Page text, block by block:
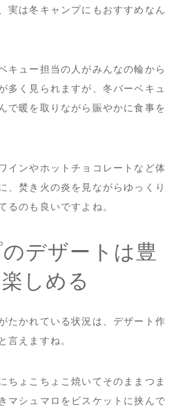
実は冬キャンプにもおすすめなん
キュー担当の人がみんなの輪から
多く見られますが、冬バーベキュ
で暖を取りながら賑やかに食事を
インやホットチョコレートなど体
、焚き火の炎を見ながらゆっくり
るのも良いですよね。
デザートは豊
しめる
たかれている状況は、デザート作
言えますね。
ちょこちょこ焼いてそのままつま
マシュマロをビスケットに挟んで